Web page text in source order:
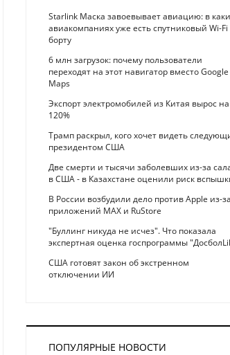
Starlink Маска завоевывает авиацию: в
авиакомпаниях уже есть спутниковый Wi-Fi
борту
6 млн загрузок: почему пользователи
переходят на этот навигатор вместо Google
Maps
Экспорт электромобилей из Китая вырос на
120%
Трамп раскрыл, кого хочет видеть
президентом США
Две смерти и тысячи заболевших из-за
в США - в Казахстане оценили риск
В России возбудили дело против Apple из-за
приложений MAX и RuStore
"Буллинг никуда не исчез". Что показала
экспертная оценка госпрограммы
США готовят закон об экстренном
отключении ИИ
ПОПУЛЯРНЫЕ НОВОСТИ